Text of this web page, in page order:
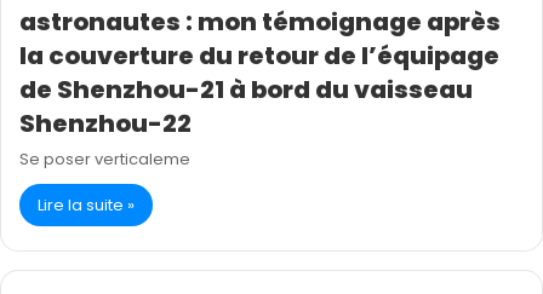
astronautes : mon témoignage après
la couverture du retour de l’équipage
de Shenzhou-21 à bord du vaisseau
Shenzhou-22
Se poser verticaleme
Lire la suite »